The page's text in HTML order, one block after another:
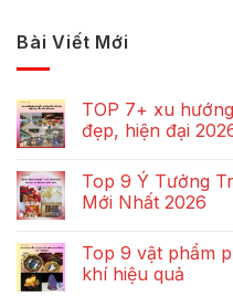
Bài Viết Mới
TOP 7+ xu
đẹp, hiện đại
Top 9 Ý Tưởng
Mới Nhất 2026
Top 9 vật phẩm
khí hiệu quả